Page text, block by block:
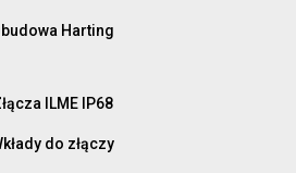
Harting
ILME IP68
do złączy